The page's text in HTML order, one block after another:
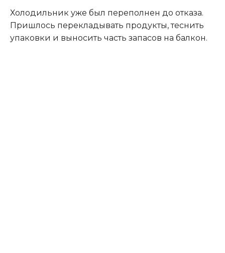
Холодильник уже был переполнен до отказа.
Пришлось перекладывать продукты, теснить
упаковки и выносить часть запасов на балкон.